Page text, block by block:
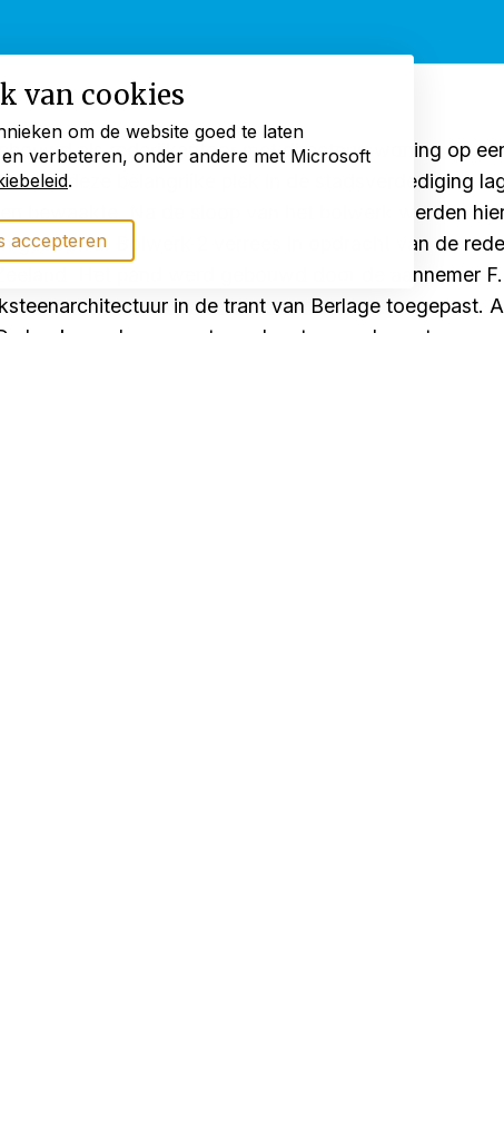
van cookies
om de website goed te laten
verbeteren, onder andere met Microsoft
.
accepteren
als rederijkantoor met directeurswoning op
Op deze belangrijke plek in de stadsverdediging
bewaakte. Na de sloop van het bolwerk werden
gebouwd. Bolwerk 2 verrees in opdracht van de
Het pand werd gebouwd door de aannemer
in de trant van Berlage toegepast.
hoek werd geaccentueerd met een schoorsteen.